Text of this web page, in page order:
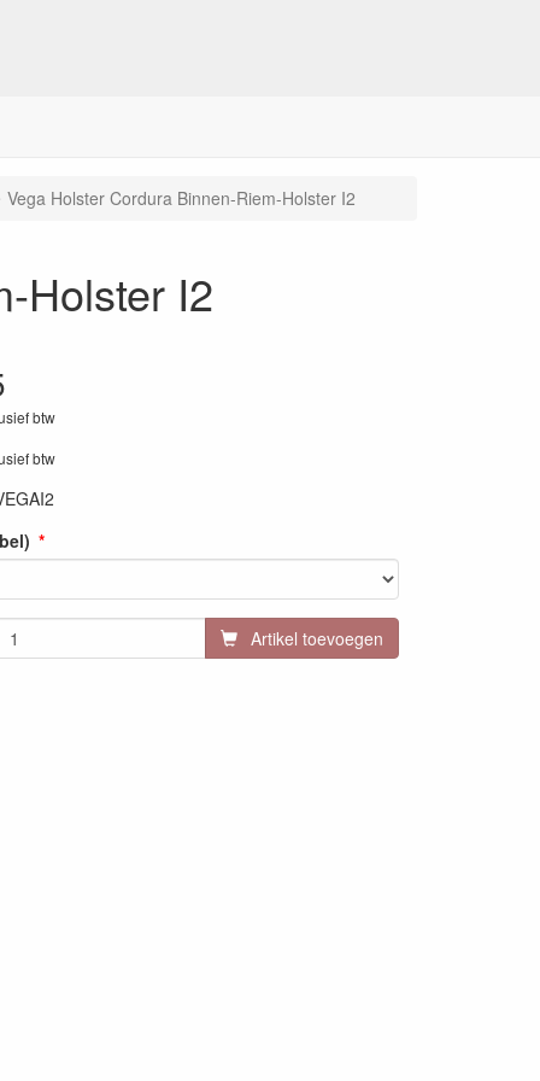
Vega Holster Cordura Binnen-Riem-Holster I2
Holster I2
btw
btw
Artikel toevoegen